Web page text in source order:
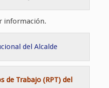
información.
del Alcalde
de Trabajo (RPT) del